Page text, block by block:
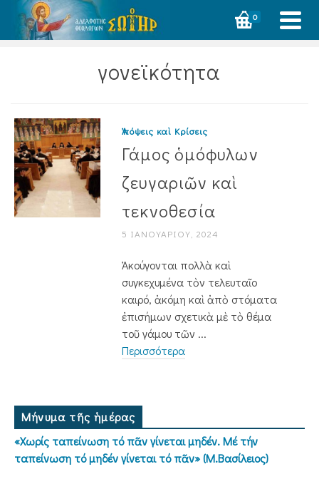
0
γονεϊκότητα
Ἀπόψεις καὶ Κρίσεις
Γάμος ὁμόφυλων
ζευγαριῶν καὶ
τεκνοθεσία
5 ΙΑΝΟΥΑΡΊΟΥ, 2024
Ἀκούγονται πολλὰ καὶ
συγκεχυμένα τὸν τελευταῖο
καιρό, ἀκόμη καὶ ἀπὸ στόματα
ἐπισήμων σχετικὰ μὲ τὸ θέμα
τοῦ γάμου τῶν ...
Περισσότερα
Μήνυμα τῆς ἡμέρας
«Χωρίς ταπείνωση τό πᾶν γίνεται μηδέν. Μέ τήν
ταπείνωση τό μηδέν γίνεται τό πᾶν» (Μ.Βασίλειος)